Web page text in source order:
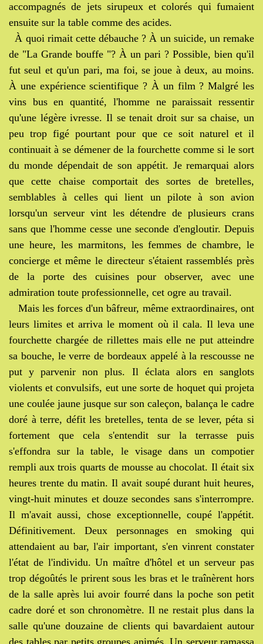
accompagnés de jets sirupeux et colorés qui fumaient
ensuite sur la table comme des acides.
À quoi rimait cette débauche ? À un suicide, un remake
de "La Grande bouffe "? À un pari ? Possible, bien qu'il
fut seul et qu'un pari, ma foi, se joue à deux, au moins.
À une expérience scientifique ? À un film ? Malgré les
vins bus en quantité, l'homme ne paraissait ressentir
qu'une légère ivresse. Il se tenait droit sur sa chaise, un
peu trop figé pourtant pour que ce soit naturel et il
continuait à se démener de la fourchette comme si le sort
du monde dépendait de son appétit. Je remarquai alors
que cette chaise comportait des sortes de bretelles,
semblables à celles qui lient un pilote à son avion
lorsqu'un serveur vint les détendre de plusieurs crans
sans que l'homme cesse une seconde d'engloutir. Depuis
une heure, les marmitons, les femmes de chambre, le
concierge et même le directeur s'étaient rassemblés près
de la porte des cuisines pour observer, avec une
admiration toute professionnelle, cet ogre au travail.
Mais les forces d'un bâfreur, même extraordinaires, ont
leurs limites et arriva le moment où il cala. Il leva une
fourchette chargée de rillettes mais elle ne put atteindre
sa bouche, le verre de bordeaux appelé à la rescousse ne
put y parvenir non plus. Il éclata alors en sanglots
violents et convulsifs, eut une sorte de hoquet qui projeta
une coulée jaune jusque sur son caleçon, balança le cadre
doré à terre, défit les bretelles, tenta de se lever, péta si
fortement que cela s'entendit sur la terrasse puis
s'effondra sur la table, le visage dans un compotier
rempli aux trois quarts de mousse au chocolat. Il était six
heures trente du matin. Il avait soupé durant huit heures,
vingt-huit minutes et douze secondes sans s'interrompre.
Il m'avait aussi, chose exceptionnelle, coupé l'appétit.
Définitivement. Deux personnages en smoking qui
attendaient au bar, l'air important, s'en vinrent constater
l'état de l'individu. Un maître d'hôtel et un serveur pas
trop dégoûtés le prirent sous les bras et le traînèrent hors
de la salle après lui avoir fourré dans la poche son petit
cadre doré et son chronomètre. Il ne restait plus dans la
salle qu'une douzaine de clients qui bavardaient autour